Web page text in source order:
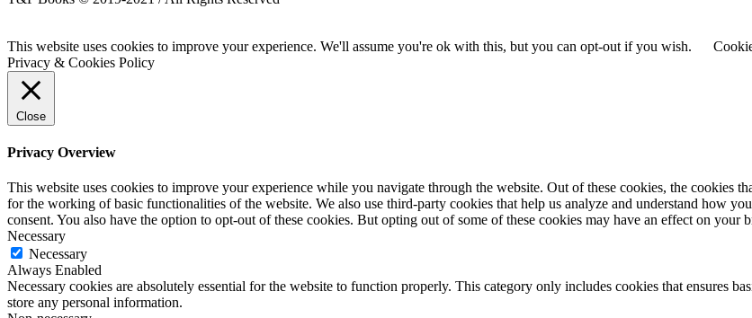
This website uses cookies to improve your experience. We'll assume you're ok with this, but you can opt-out if you wish.
Privacy & Cookies Policy
Close
Privacy Overview
This website uses cookies to improve your experience while you navigate through the website. Out of these cookies, the cookies
for the working of basic functionalities of the website. We also use third-party cookies that help us analyze and understand how
consent. You also have the option to opt-out of these cookies. But opting out of some of these cookies may have an effect on your
Necessary
Necessary
Always Enabled
Necessary cookies are absolutely essential for the website to function properly. This category only includes cookies that ensures
store any personal information.